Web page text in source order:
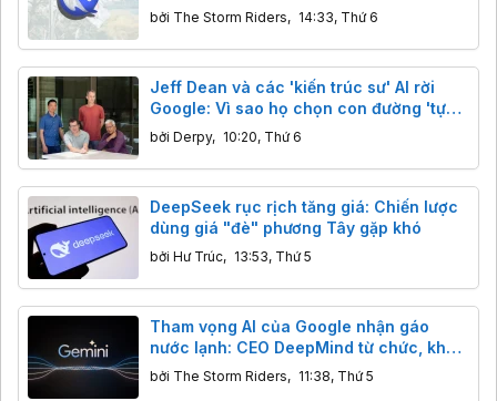
bởi The Storm Riders, 14:33, Thứ 6
Jeff Dean và các 'kiến trúc sư' AI rời
Google: Vì sao họ chọn con đường 'tự
cải tiến'?
bởi Derpy, 10:20, Thứ 6
DeepSeek rục rịch tăng giá: Chiến lược
dùng giá "đè" phương Tây gặp khó
bởi Hư Trúc, 13:53, Thứ 5
Tham vọng AI của Google nhận gáo
nước lạnh: CEO DeepMind từ chức, khả
năng lập trình của Gemini bị Claude,
GPT cho "ngửi khói"
bởi The Storm Riders, 11:38, Thứ 5